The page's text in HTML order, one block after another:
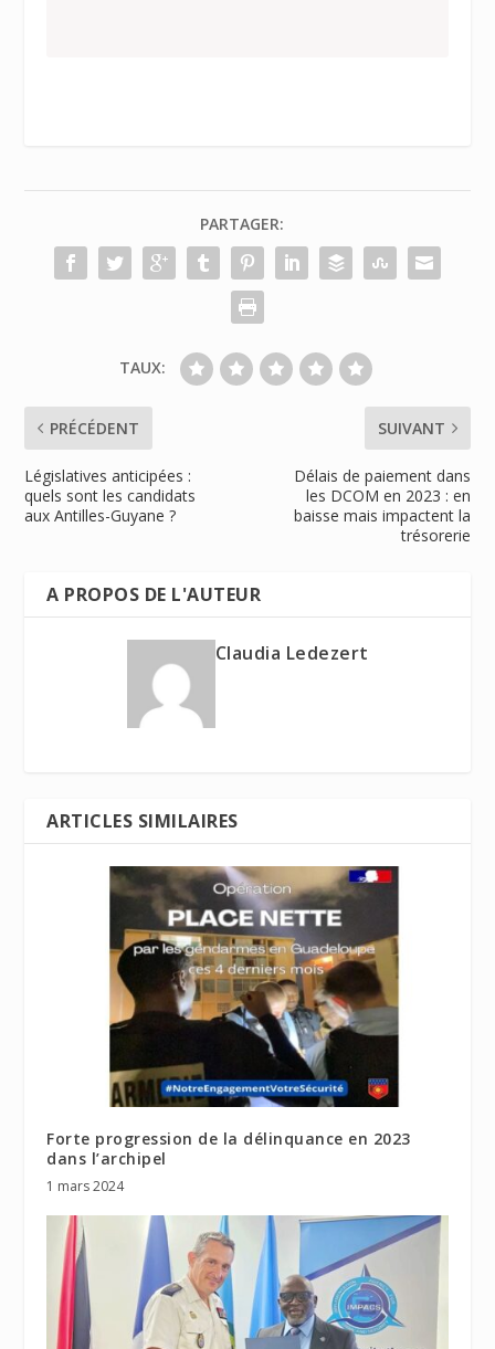
PARTAGER:
TAUX:
PRÉCÉDENT
Législatives anticipées :
quels sont les candidats
aux Antilles-Guyane ?
SUIVANT
Délais de paiement dans
les DCOM en 2023 : en
baisse mais impactent la
trésorerie
A PROPOS DE L'AUTEUR
Claudia Ledezert
ARTICLES SIMILAIRES
Forte progression de la délinquance en 2023
dans l’archipel
1 mars 2024